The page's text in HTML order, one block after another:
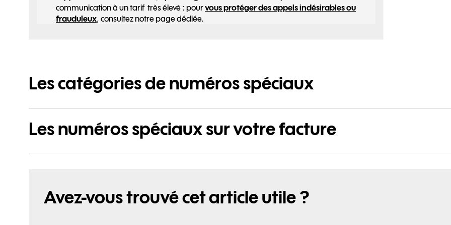
communication à un tarif très élevé : pourvous protéger des appels indésirables ou
frauduleux, consultez notre page dédiée.
Les catégories de numéros spéciaux
Les numéros spéciaux sur votre facture
Avez-vous trouvé cet article utile ?